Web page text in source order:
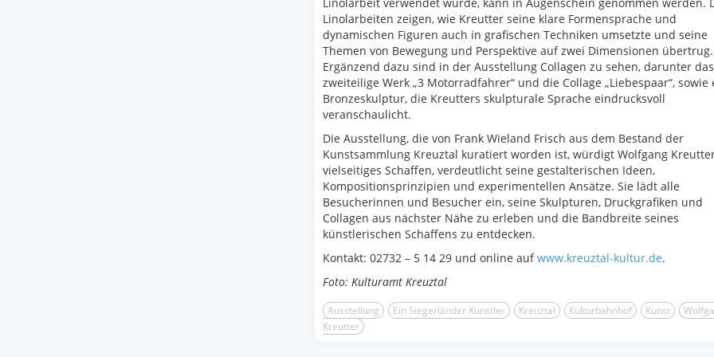
Linolarbeiten zeigen, wie Kreutter seine klare Formensprache und
dynamischen Figuren auch in grafischen Techniken umsetzte und seine
Themen von Bewegung und Perspektive auf zwei Dimensionen übertrug.
Ergänzend dazu sind in der Ausstellung Collagen zu sehen, darunter das
zweiteilige Werk „3 Motorradfahrer“ und die Collage „Liebespaar“, sowie
Bronzeskulptur, die Kreutters skulpturale Sprache eindrucksvoll
veranschaulicht.
Die Ausstellung, die von Frank Wieland Frisch aus dem Bestand der
Kunstsammlung Kreuztal kuratiert worden ist, würdigt Wolfgang
vielseitiges Schaffen, verdeutlicht seine gestalterischen Ideen,
Kompositionsprinzipien und experimentellen Ansätze. Sie lädt alle
Besucherinnen und Besucher ein, seine Skulpturen, Druckgrafiken und
Collagen aus nächster Nähe zu erleben und die Bandbreite seines
künstlerischen Schaffens zu entdecken.
Kontakt: 02732 – 5 14 29 und online aufwww.kreuztal-kultur.de.
Foto: Kulturamt Kreuztal
Ausstellung Ein Siegerländer Künstler Kreuztal Kulturbahnhof Kunst
Kreutter